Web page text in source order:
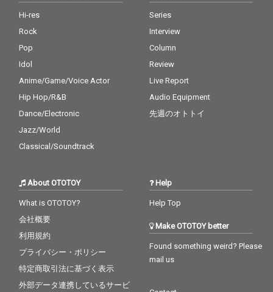
Hi-res
Rock
Pop
Idol
Anime/Game/Voice Actor
Hip Hop/R&B
Dance/Electronic
Jazz/World
Classical/Soundtrack
Series
Interview
Column
Review
Live Report
Audio Equipment
先週のオトトイ
About OTOTOY
What is OTOTOY?
会社概要
利用規約
プライバシー・ポリシー
特定商取引法に基づく表示
外部データ連携しているサービ
Help
Help Top
Make OTOTOY better
Found something weird? Please
mail us